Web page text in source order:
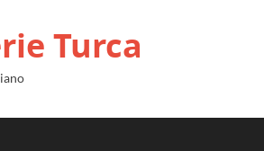
Turca